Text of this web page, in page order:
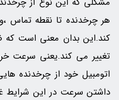
هر چرخدنده تا نقطه تماس
کند.این بدان معنی است
تغییر می کند.یعنی سرعت
اتومبیل خود از چرخدنده
داشتن سرعت در این شرایط